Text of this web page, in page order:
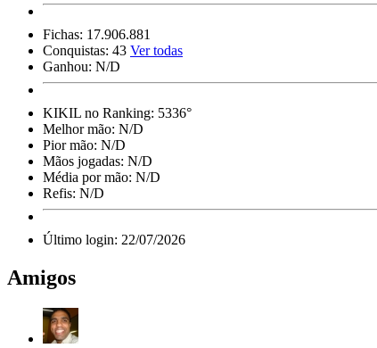
Fichas: 17.906.881
Conquistas: 43 Ver todas
Ganhou: N/D
KIKIL no Ranking: 5336°
Melhor mão: N/D
Pior mão: N/D
Mãos jogadas: N/D
Média por mão: N/D
Refis: N/D
Último login: 22/07/2026
Amigos